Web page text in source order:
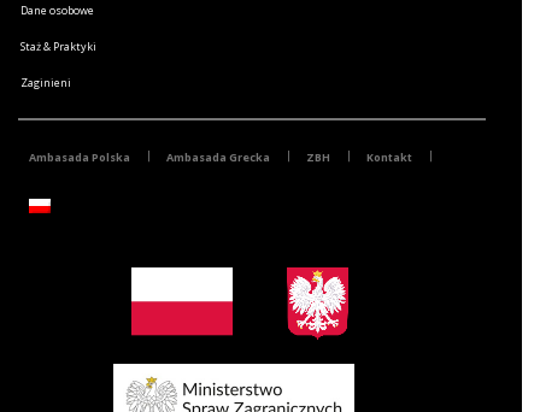
Dane osobowe
Staż & Praktyki
Zaginieni
Ambasada Polska Ambasada Grecka ZBH Kontakt